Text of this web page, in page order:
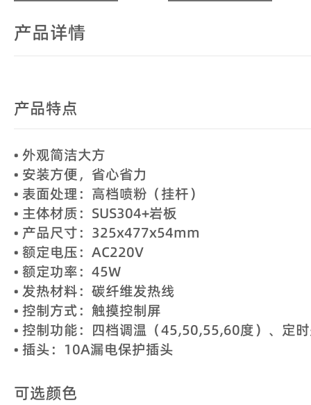
产品详情
产品特点
• 外观简洁大方
• 安装方便，省心省力
• 表面处理：高档喷粉（挂杆）
• 主体材质：SUS304+岩板
• 产品尺寸：325x477x54mm
• 额定电压：AC220V
• 额定功率：45W
• 发热材料：碳纤维发热线
• 控制方式：触摸控制屏
• 控制功能：四档调温（45,50,55,60度）、定
• 插头：10A漏电保护插头
可选颜色